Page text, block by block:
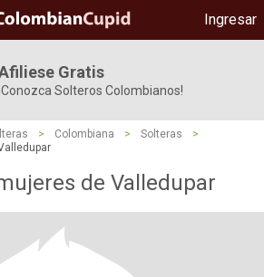
Ingresar
Gratis
Solteros Colombianos!
> Colombiana > Solteras
>
de Valledupar